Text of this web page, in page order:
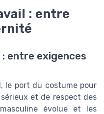
: entre
entre exigences
le port du costume pour
et de respect des
évolue et les